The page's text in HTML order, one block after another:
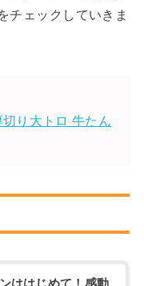
チェックしていきま
切り大トロ 牛たん